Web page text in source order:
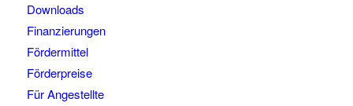
Downloads
Finanzierungen
Fördermittel
Förderpreise
Für Angestellte